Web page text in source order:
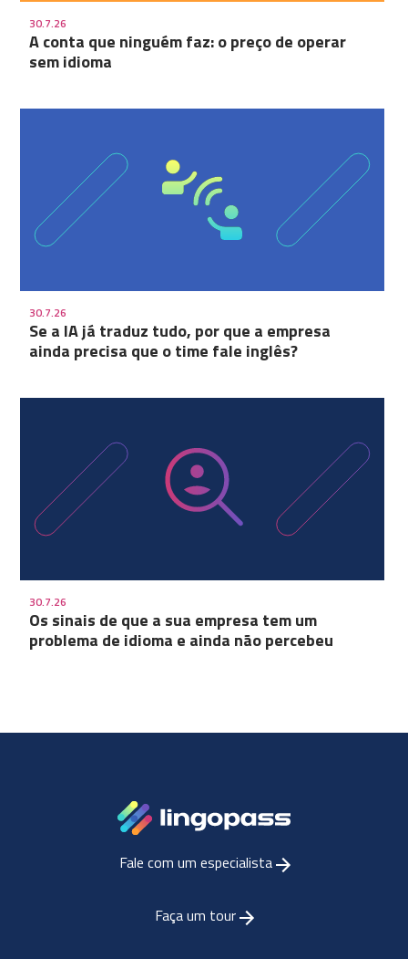
30.7.26
A conta que ninguém faz: o preço de operar
sem idioma
30.7.26
Se a IA já traduz tudo, por que a empresa
ainda precisa que o time fale inglês?
30.7.26
Os sinais de que a sua empresa tem um
problema de idioma e ainda não percebeu
Fale com um especialista
Faça um tour